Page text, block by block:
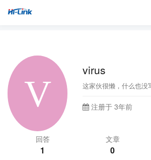
virus
这家伙很懒，什么也没
注册于 3年前
回答
1
文章
0